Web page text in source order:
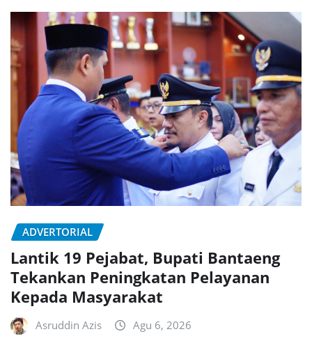
ADVERTORIAL
Lantik 19 Pejabat, Bupati Bantaeng
Tekankan Peningkatan Pelayanan
Kepada Masyarakat
Asruddin Azis Agu 6, 2026